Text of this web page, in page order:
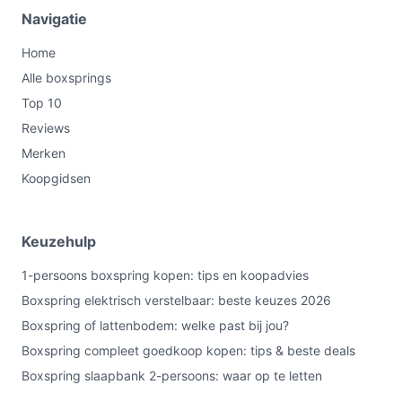
Navigatie
Home
Alle boxsprings
Top 10
Reviews
Merken
Koopgidsen
Keuzehulp
1-persoons boxspring kopen: tips en koopadvies
Boxspring elektrisch verstelbaar: beste keuzes 2026
Boxspring of lattenbodem: welke past bij jou?
Boxspring compleet goedkoop kopen: tips & beste deals
Boxspring slaapbank 2-persoons: waar op te letten